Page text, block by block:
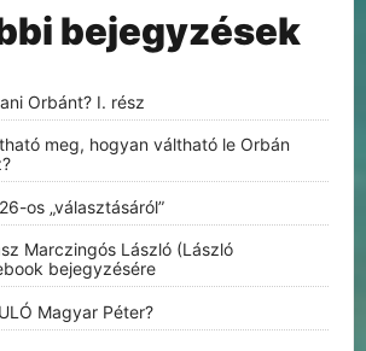
bejegyzések
Orbánt? I. rész
meg, hogyan váltható le Orbán
os „választásáról”
Marczingós László (László
bejegyzésére
Magyar Péter?